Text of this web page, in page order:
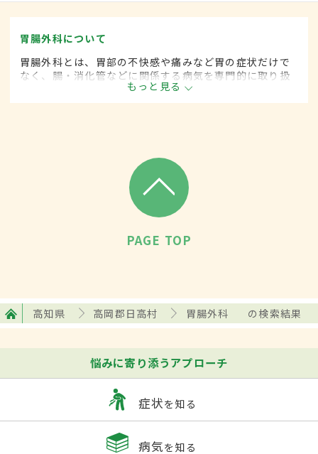
胃腸外科について
胃腸外科とは、胃部の不快感や痛みなど胃の症状だけで
なく、腸・消化管などに関係する病気を専門的に取り扱
う外科の一領域です。平成20年4月の制度改正前は、胃
腸科と呼ばれていました。
もっと見る
PAGE TOP
高知県 高岡郡日高村 胃腸外科 の検索結果
悩みに寄り添うアプローチ
症状を知る
病気を知る